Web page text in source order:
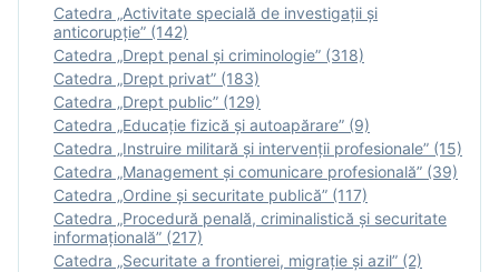
Catedra „Activitate specială de investigaţii şi
anticorupție” (142)
Catedra „Drept penal și criminologie” (318)
Catedra „Drept privat” (183)
Catedra „Drept public” (129)
Catedra „Educație fizică şi autoapărare” (9)
Catedra „Instruire militară şi intervenţii profesionale” (15)
Catedra „Management și comunicare profesională” (39)
Catedra „Ordine și securitate publică” (117)
Catedra „Procedură penală, criminalistică și securitate
informațională” (217)
Catedra „Securitate a frontierei, migrație și azil” (2)